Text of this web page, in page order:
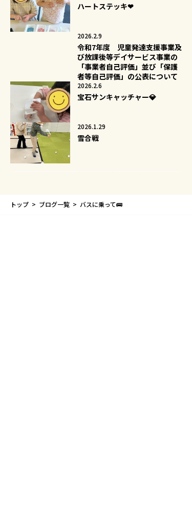
ハートステッキ❤
2026.2.9
令和7年度 児童発達支援事業及
び放課後等デイサービス事業の
「事業者自己評価」並び「保護
者等自己評価」の公表について
2026.2.6
宝石サンキャッチャー💎
2026.1.29
雪合戦
トップ ブログ一覧 バスに乗って🚌